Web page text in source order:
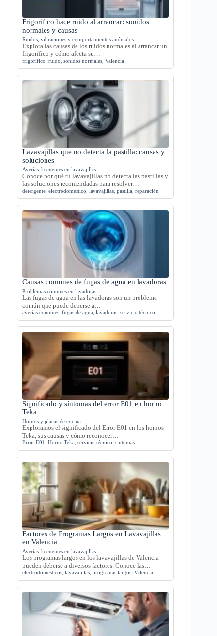
Frigorífico hace ruido al arrancar: sonidos
normales y causas
Ruidos, vibraciones y comportamientos anómalos
Explora las causas de los ruidos normales al arrancar un
frigorífico y cómo afecta su…
frigorífico ruido sonidos normales Valencia
Lavavajillas que no detecta la pastilla: causas y
soluciones
Averías frecuentes en lavavajillas
Conoce por qué tu lavavajillas no detecta las pastillas y
las soluciones recomendadas para resolver…
detergente electrodoméstico lavavajillas pastilla reparación
Causas comunes de fugas de agua en lavadoras
Problemas comunes en lavadoras
Las fugas de agua en las lavadoras son un problema
común que puede deberse a…
averías comunes fugas de agua lavadoras servicio técnico
Significado y síntomas del error E01 en horno
Teka
Hornos y placas de cocina
Exploramos el significado del Error E01 en los hornos
Teka, sus causas y cómo reconocer…
Error E01 Horno Teka servicio técnico sintomas
Factores de Programas Largos en Lavavajillas
en Valencia
Averías frecuentes en lavavajillas
Los programas largos en los lavavajillas de Valencia
pueden deberse a diversos factores. Conoce las…
electrodomésticos lavavajillas programas largos Valencia